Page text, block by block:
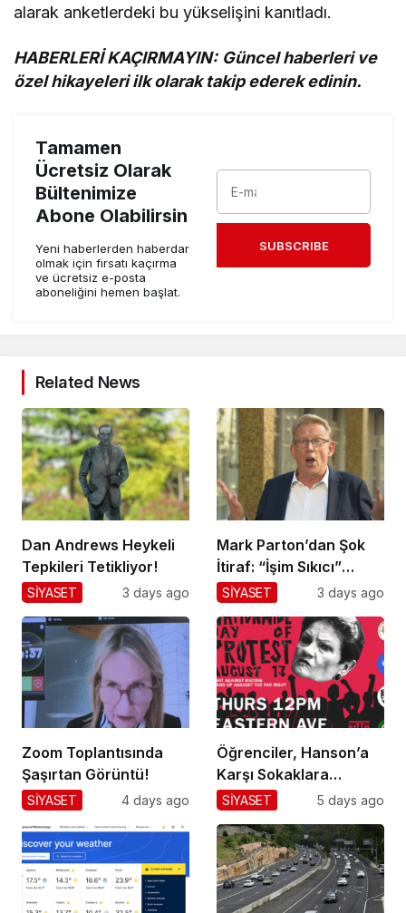
alarak anketlerdeki bu yükselişini kanıtladı.
HABERLERİ KAÇIRMAYIN: Güncel haberleri ve
özel hikayeleri ilk olarak takip ederek edinin.
Tamamen
Ücretsiz Olarak
Bültenimize
Abone Olabilirsin
Yeni haberlerden haberdar
olmak için fırsatı kaçırma
ve ücretsiz e-posta
aboneliğini hemen başlat.
SUBSCRIBE
Related News
Dan Andrews Heykeli
Tepkileri Tetikliyor!
SİYASET 3 days ago
Mark Parton’dan Şok
İtiraf: “İşim Sıkıcı”
Mesajı!
SİYASET 3 days ago
Zoom Toplantısında
Şaşırtan Görüntü!
SİYASET 4 days ago
Öğrenciler, Hanson’a
Karşı Sokaklara
Dökülüyor!
SİYASET 5 days ago